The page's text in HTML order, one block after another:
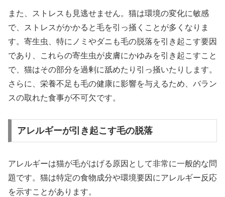
また、ストレスも見逃せません。猫は環境の変化に敏感
で、ストレスがかかると毛を引っ掻くことが多くなりま
す。寄生虫、特にノミやダニも毛の脱落を引き起こす要因
であり、これらの寄生虫が皮膚にかゆみを引き起こすこと
で、猫はその部分を過剰に舐めたり引っ掻いたりします。
さらに、栄養不足も毛の健康に影響を与えるため、バラン
スの取れた食事が不可欠です。
アレルギーが引き起こす毛の脱落
アレルギーは猫が毛がはげる原因として非常に一般的な問
題です。猫は特定の食物成分や環境要因にアレルギー反応
を示すことがあります。